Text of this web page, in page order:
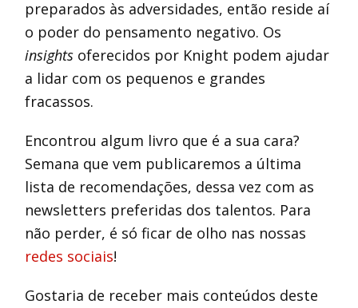
preparados às adversidades, então reside aí
o poder do pensamento negativo. Os
insights oferecidos por Knight podem ajudar
a lidar com os pequenos e grandes
fracassos.
Encontrou algum livro que é a sua cara?
Semana que vem publicaremos a última
lista de recomendações, dessa vez com as
newsletters preferidas dos talentos. Para
não perder, é só ficar de olho nas nossas
redes sociais!
Gostaria de receber mais conteúdos deste